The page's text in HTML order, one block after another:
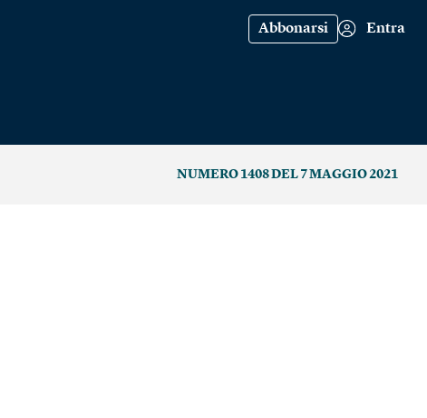
Abbonarsi Entra
NUMERO 1408 DEL 7 MAGGIO 2021